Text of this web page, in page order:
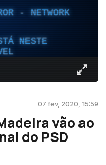
- NETWORK
NESTE
07 fev, 2020, 15:59
vão ao
do PSD